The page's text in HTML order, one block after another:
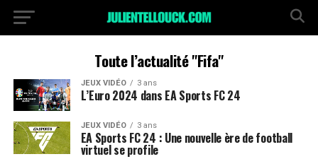
Toute l’actualité "Fifa"
JEUX VIDÉO 3 ans
L’Euro 2024 dans EA Sports FC 24
JEUX VIDÉO 3 ans
EA Sports FC 24 : Une nouvelle ère de football
virtuel se profile